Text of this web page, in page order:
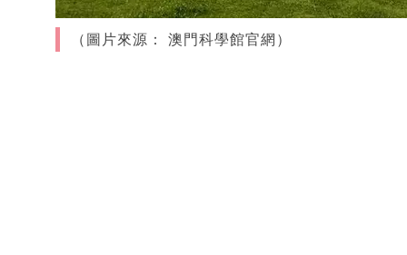
（圖片來源： 澳門科學館官網）